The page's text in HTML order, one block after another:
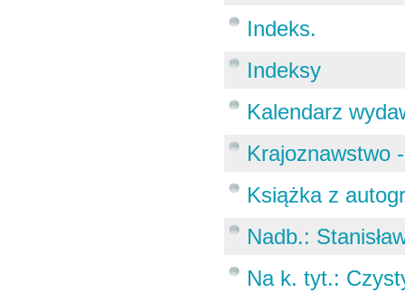
Indeks.
Indeksy
Kalendarz
Krajoznawstwo
Książka z
Nadb.:
Na k. tyt.: